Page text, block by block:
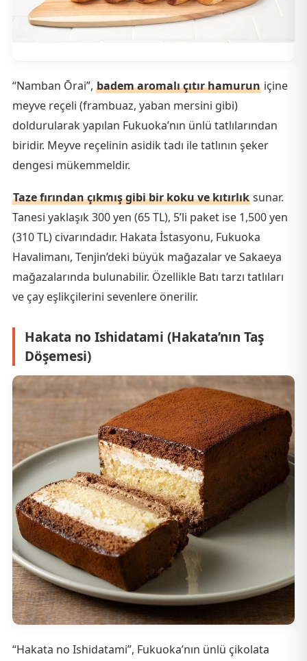
“Namban Ōrai”, badem aromalı çıtır hamurun içine
meyve reçeli (frambuaz, yaban mersini gibi)
doldurularak yapılan Fukuoka’nın ünlü tatlılarından
biridir. Meyve reçelinin asidik tadı ile tatlının şeker
dengesi mükemmeldir.
Taze fırından çıkmış gibi bir koku ve kıtırlık sunar.
Tanesi yaklaşık 300 yen (65 TL), 5’li paket ise 1,500 yen
(310 TL) civarındadır. Hakata İstasyonu, Fukuoka
Havalimanı, Tenjin’deki büyük mağazalar ve Sakaeya
mağazalarında bulunabilir. Özellikle Batı tarzı tatlıları
ve çay eşlikçilerini sevenlere önerilir.
Hakata no Ishidatami (Hakata’nın Taş
Döşemesi)
“Hakata no Ishidatami”, Fukuoka’nın ünlü çikolata